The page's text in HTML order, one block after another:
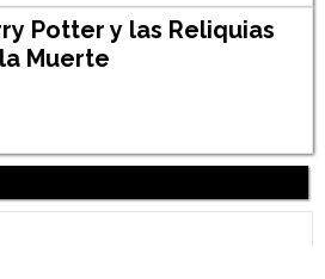
Potter y las Reliquias
Muerte